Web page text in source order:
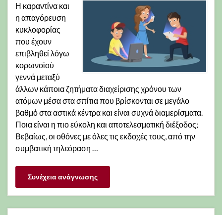
Η καραντίνα και
η απαγόρευση
κυκλοφορίας
που έχουν
επιβληθεί λόγω
κορωνοϊού
γεννά μεταξύ
άλλων κάποια ζητήματα διαχείρισης χρόνου των
ατόμων μέσα στα σπίτια που βρίσκονται σε μεγάλο
βαθμό στα αστικά κέντρα και είναι συχνά διαμερίσματα.
Ποια είναι η πιο εύκολη και αποτελεσματική διέξοδος;
Βεβαίως, οι οθόνες με όλες τις εκδοχές τους, από την
συμβατική τηλεόραση …
Συνέχεια ανάγνωσης